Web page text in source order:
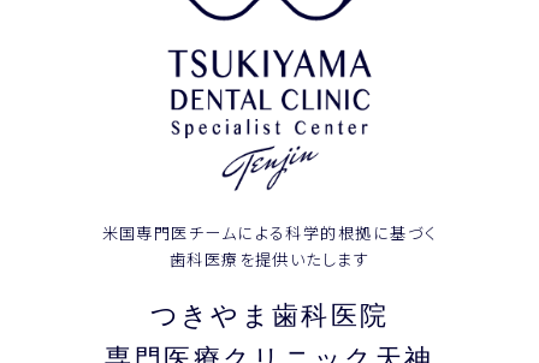
米国専門医チームによる科学的根拠に基づく
歯科医療を提供いたします
つきやま歯科医院